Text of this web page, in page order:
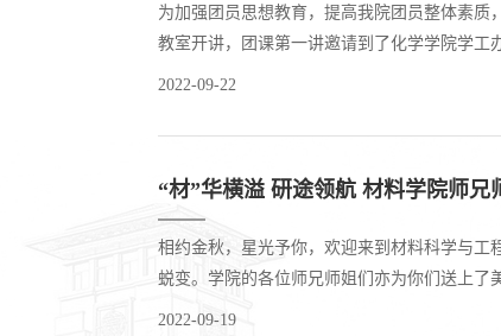
为加强团员思想教育，提高我院团员整体素质
教室开讲，团课第一讲邀请到了化学学院学工
绕《回顾光荣历程·坚定青春信念》，通过演
2022-09-22
“材”华横溢 研途领航 材料学院师兄
相约金秋，星光予你，欢迎来到材料科学与工
蜕变。学院的各位师兄师姐们亦为你们送上了美好的祝福。姓名：刘泽鹏 材料科学与
们！祝贺大家来到美丽的太原理工大学。无论
2022-09-19